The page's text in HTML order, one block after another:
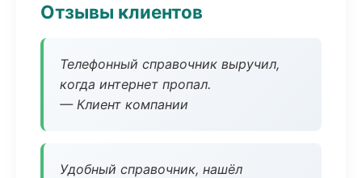
Отзывы клиентов
Телефонный справочник выручил,
когда интернет пропал.
— Клиент компании
Удобный справочник, нашёл